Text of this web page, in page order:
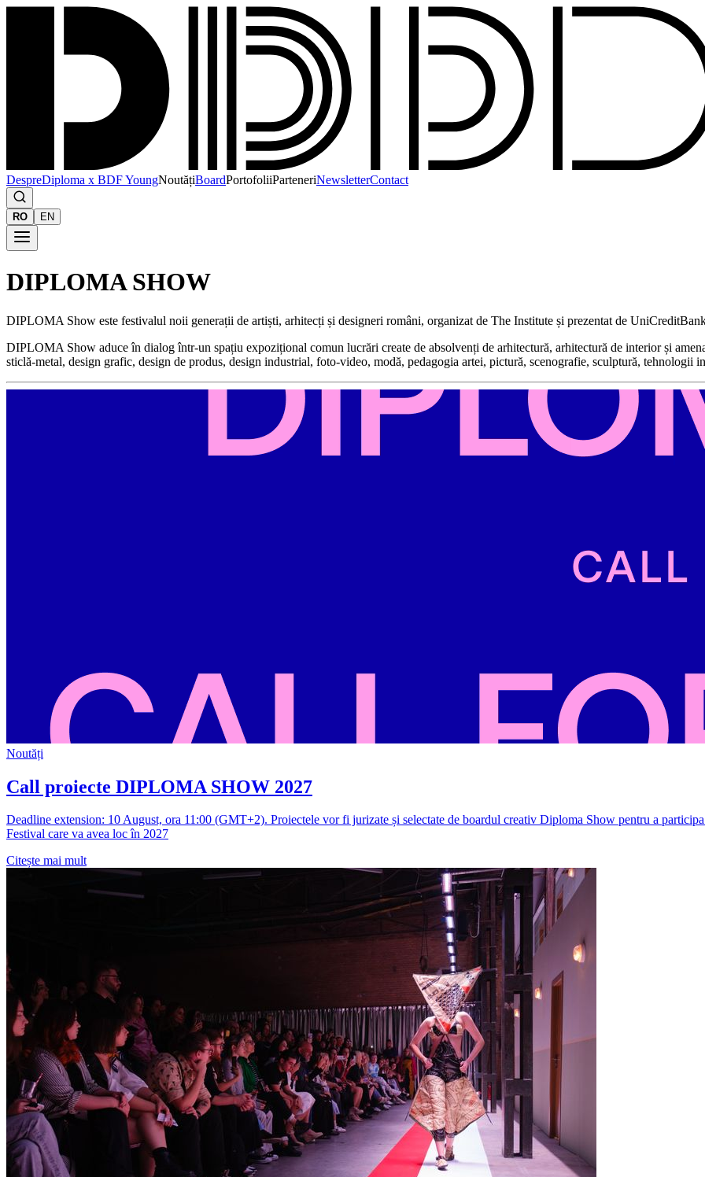
DespreDiploma x BDF YoungNoutățiBoardPortofoliiParteneriNewsletterContact
RO EN
DIPLOMA SHOW
DIPLOMA Show este festivalul noii generații de artiști, arhitecți și designeri români, organizat de The Institute și prezentat de
DIPLOMA Show aduce în dialog într-un spațiu expozițional comun lucrări create de absolvenți de arhitectură, arhitectură de interior și
sticlă-metal, design grafic, design de produs, design industrial, foto-video, modă, pedagogia artei, pictură, scenografie, sculptură, tehnologii
Noutăți
Call proiecte DIPLOMA SHOW 2027
Deadline extension: 10 August, ora 11:00 (GMT+2). Proiectele vor fi jurizate și selectate de boardul creativ Diploma Show pentru a
Festival care va avea loc în 2027
Citește mai mult